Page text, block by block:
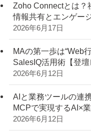
Zoho Connectとは？
情報共有とエンゲー
2026年6月17日
MAの第一歩は“Web
SalesIQ活用術【登壇
2026年6月12日
AIと業務ツールの連
MCPで実現するAI×
2026年6月12日